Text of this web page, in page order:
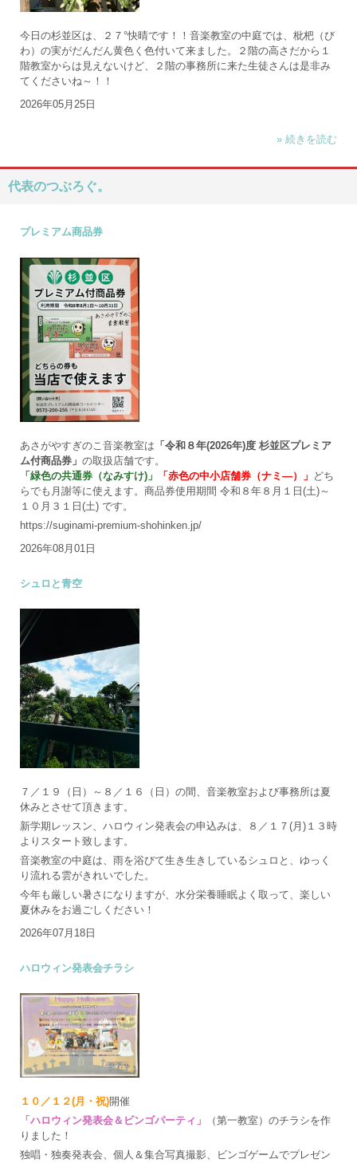
今日の杉並区は、２７°快晴です！！音楽教室の中庭では、枇杷（び
わ）の実がだんだん黄色く色付いて来ました。２階の高さだから１
階教室からは見えないけど、２階の事務所に来た生徒さんは是非み
てくださいね～！！
2026年05月25日
» 続きを読む
代表のつぶろぐ。
プレミアム商品券
あさがやすぎのこ音楽教室は 「令和８年(2026年)度 杉並区プレミア
ム付商品券」 の取扱店舗です。
「緑色の共通券（なみすけ)」
「赤色の中小店舗券（ナミ―）」 どち
らでも月謝等に使えます。商品券使用期間 令和８年８月１日(土)～
１０月３１日(土) です。
https://suginami-premium-shohinken.jp/
2026年08月01日
シュロと青空
７／１９（日）～８／１６（日）の間、音楽教室および事務所は夏
休みとさせて頂きます。
新学期レッスン、ハロウィン発表会の申込みは、８／１７(月)１３時
よりスタート致します。
音楽教室の中庭は、雨を浴びて生き生きしているシュロと、ゆっく
り流れる雲がきれいでした。
今年も厳しい暑さになりますが、水分栄養睡眠よく取って、楽しい
夏休みをお過ごしください！
2026年07月18日
ハロウィン発表会チラシ
１０／１２(月・祝)開催
「ハロウィン発表会＆ビンゴパーティ」
（第一教室）のチラシを作
りました！
独唱・独奏発表会、個人＆集合写真撮影、ビンゴゲームでプレゼン